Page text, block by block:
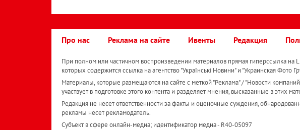
Про нас Реклама на сайте Ивенты Редакция
При полном или частичном воспроизведении материалов прямая гиперссылка на
которых содержится ссылка на агентство "Українськi Новини" и "Украинская Фото
Материалы, которые размещаются на сайте с меткой "Реклама" / "Новости
участвует в подготовке этого контента и разделяет мнения, высказанные в этих
Редакция не несет ответственности за факты и оценочные суждения,
рекламы несет рекламодатель.
Субъект в сфере онлайн-медиа; идентификатор медиа - R40-05097